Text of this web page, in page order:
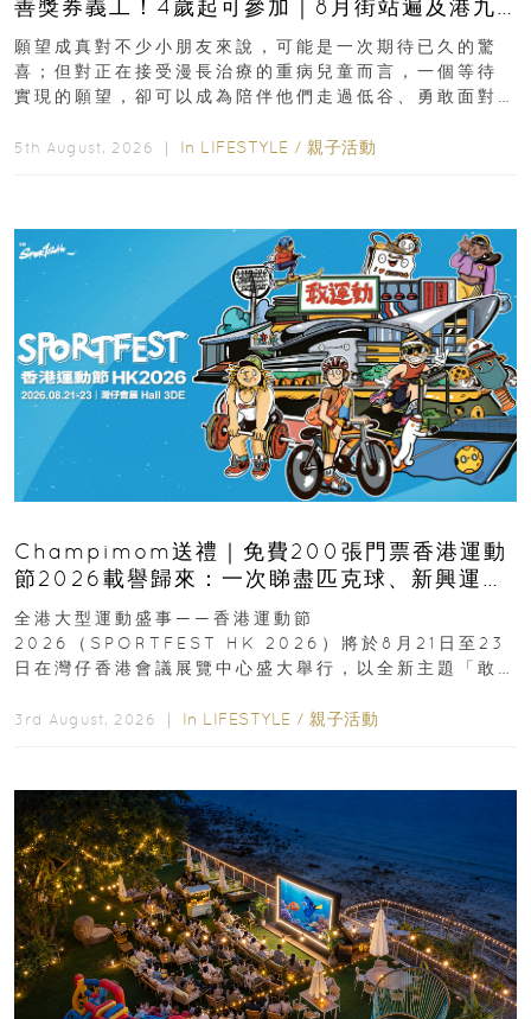
善獎券義工！4歲起可參加｜8月街站遍及港九
新界
願望成真對不少小朋友來說，可能是一次期待已久的驚
喜；但對正在接受漫長治療的重病兒童而言，一個等待
實現的願望，卻可以成為陪伴他們走過低谷、勇敢面對
5th August, 2026 ｜ In LIFESTYLE / 親子活動
Champimom送禮｜免費200張門票香港運動
節2026載譽歸來：一次睇盡匹克球、新興運
動、街舞比賽＋逾百運動品牌展覽
全港大型運動盛事——香港運動節
2026（SPORTFEST HK 2026）將於8月21日至23
日在灣仔香港會議展覽中心盛大舉行，以全新主題「敢
3rd August, 2026 ｜ In LIFESTYLE / 親子活動